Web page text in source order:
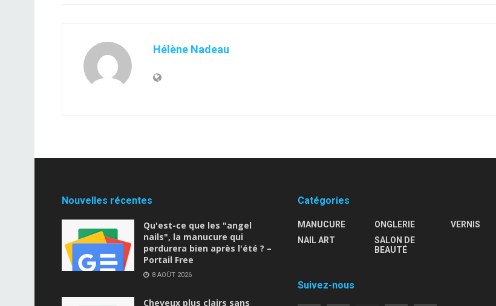
Hélène Nadeau
Nouvelles récentes
Qu'est-ce que les "angel
nails", la manucure qui
perdurera bien après l'été ? –
Portail Free
8 AOÛT 2026
Cheveux plus clairs sans
Catégories
MANUCURE
NAIL ART
ONGLERIE
SALON DE
BEAUTÉ
VERNIS
Suivez-nous